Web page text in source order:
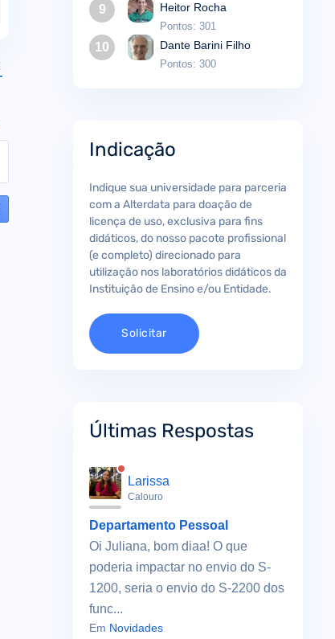
9 Heitor Rocha
Pontos: 301
10 Dante Barini Filho
Pontos: 300
Indicação
Indique sua universidade para parceria
com a Alterdata para doação de
licença de uso, exclusiva para fins
didáticos, do nosso pacote profissional
(e completo) direcionado para
utilização nos laboratórios didáticos da
Instituição de Ensino e/ou Entidade.
Solicitar
Últimas Respostas
Larissa
Calouro
Departamento Pessoal
Oi Juliana, bom diaa! O que
poderia impactar no envio do S-
1200, seria o envio do S-2200 dos
func...
Em Novidades